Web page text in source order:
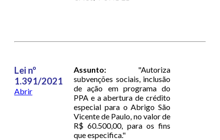
Lei nº
1.391/2021
Abrir
Assunto: "Autoriza
subvenções sociais, inclusão
de ação em programa do
PPA e a abertura de crédito
especial para o Abrigo São
Vicente de Paulo, no valor de
R$ 60.500,00, para os fins
que especifica."